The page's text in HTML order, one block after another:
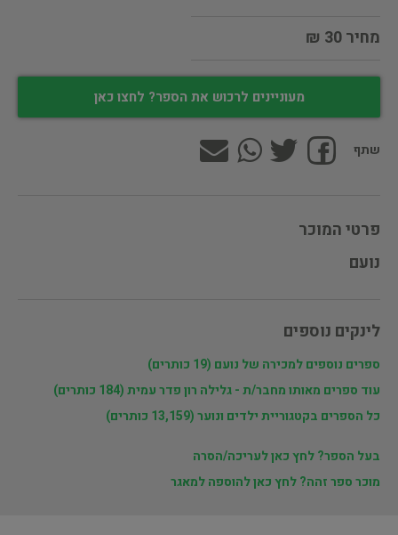
מחיר 30 ₪
מעוניינים לרכוש את הספר? לחצו כאן
שתף
פרטי המוכר
נועם
לינקים נוספים
ספרים נוספים למכירה של נועם (19 כותרים)
עוד ספרים מאותו מחבר/ת - גלילה רון פדר עמית (184 כותרים)
כל הספרים בקטגוריית ילדים ונוער (13,159 כותרים)
בעל הספר? לחץ כאן לעריכה/הסרה
מוכר ספר זהה? לחץ כאן להוספה למאגר